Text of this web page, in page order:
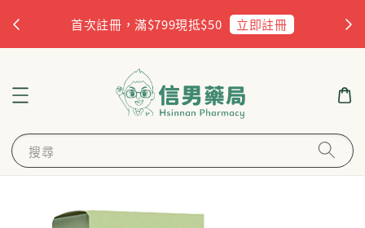
首次註冊，滿$799現抵$50 立即註冊
搜尋